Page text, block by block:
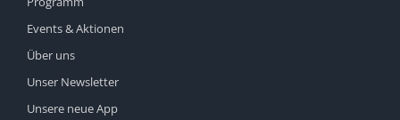
Events & Aktionen
Über uns
Unser Newsletter
Unsere neue App